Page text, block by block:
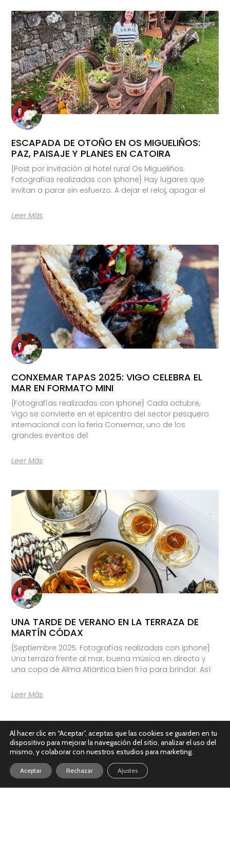
ESCAPADA DE OTOÑO EN OS MIGUELIÑOS:
PAZ, PAISAJE Y PLANES EN CATOIRA
{Post por invitación al hotel rural Os Migueliños.
Fotografías realizadas con Iphone} Hay lugares que
invitan a parar sin esfuerzo. A dejar el reloj, apagar el
Leer Más
CONXEMAR TAPAS 2025: VIGO CELEBRA EL
MAR EN FORMATO MINI
{Fotografías realizadas con Iphone} Cada octubre,
Vigo se convierte en el epicentro del sector pesquero
internacional con la feria Conxemar, uno de los
grandes eventos del
Leer Más
UNA TARDE DE VERANO EN LA TERRAZA DE
MARTÍN CÓDAX
{Septiembre 2025. Fotografías realizadas con Iphone}
Una terraza frente al mar, buena música en directo y
una copa de Alma Atlántica bien fría para brindar. Así
Leer Más
Al hacer clic en “Aceptar”, aceptas que las cookies se guarden en tu
dispositivo para mejorar la navegación del sitio, analizar el uso del
mismo, y colaborar con nuestros estudios para marketing.
Aceptar Rechazar Ajustes